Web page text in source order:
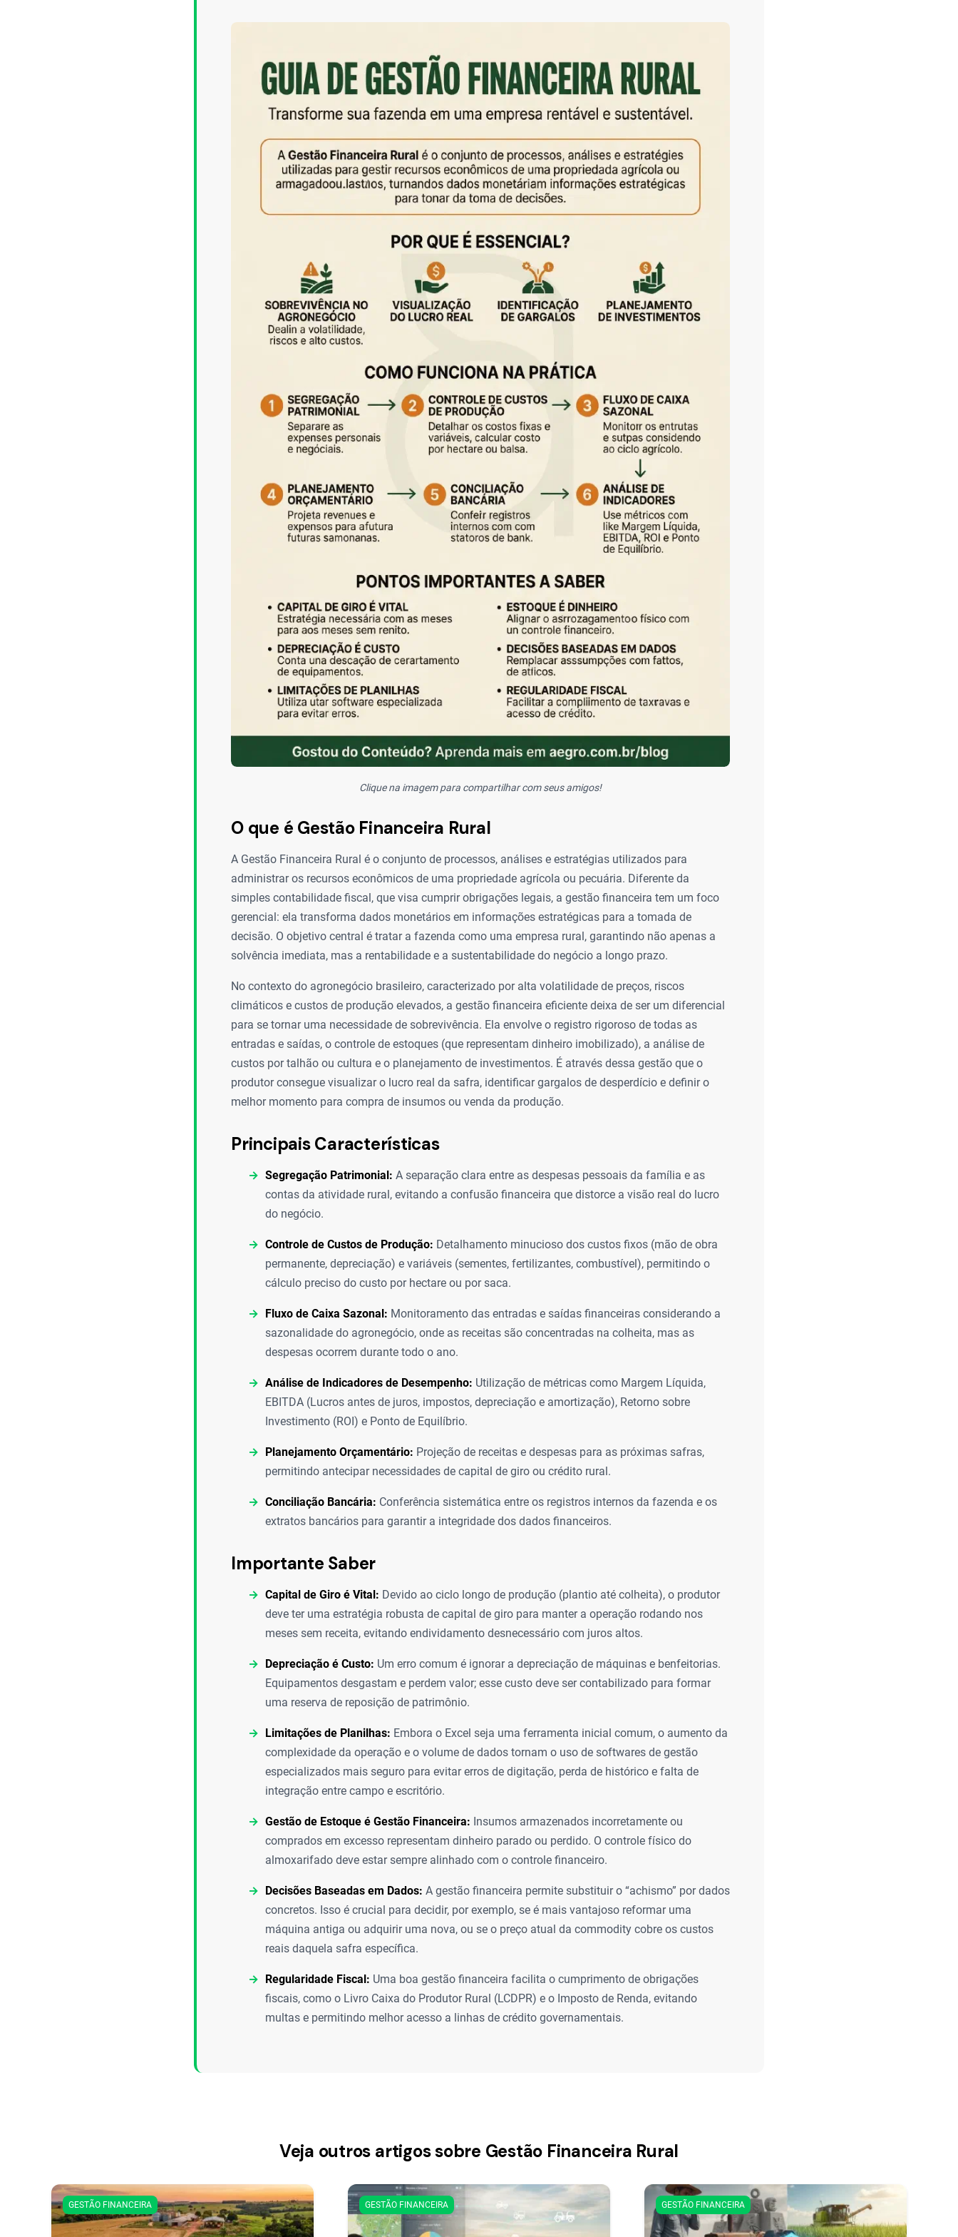
Clique na imagem para compartilhar com seus amigos!
O que é Gestão Financeira Rural
A Gestão Financeira Rural é o conjunto de processos, análises e estratégias utilizados para
administrar os recursos econômicos de uma propriedade agrícola ou pecuária. Diferente da
simples contabilidade fiscal, que visa cumprir obrigações legais, a gestão financeira tem um foco
gerencial: ela transforma dados monetários em informações estratégicas para a tomada de
decisão. O objetivo central é tratar a fazenda como uma empresa rural, garantindo não apenas a
solvência imediata, mas a rentabilidade e a sustentabilidade do negócio a longo prazo.
No contexto do agronegócio brasileiro, caracterizado por alta volatilidade de preços, riscos
climáticos e custos de produção elevados, a gestão financeira eficiente deixa de ser um diferencial
para se tornar uma necessidade de sobrevivência. Ela envolve o registro rigoroso de todas as
entradas e saídas, o controle de estoques (que representam dinheiro imobilizado), a análise de
custos por talhão ou cultura e o planejamento de investimentos. É através dessa gestão que o
produtor consegue visualizar o lucro real da safra, identificar gargalos de desperdício e definir o
melhor momento para compra de insumos ou venda da produção.
Principais Características
Segregação Patrimonial: A separação clara entre as despesas pessoais da família e as
contas da atividade rural, evitando a confusão financeira que distorce a visão real do lucro
do negócio.
Controle de Custos de Produção: Detalhamento minucioso dos custos fixos (mão de obra
permanente, depreciação) e variáveis (sementes, fertilizantes, combustível), permitindo o
cálculo preciso do custo por hectare ou por saca.
Fluxo de Caixa Sazonal: Monitoramento das entradas e saídas financeiras considerando a
sazonalidade do agronegócio, onde as receitas são concentradas na colheita, mas as
despesas ocorrem durante todo o ano.
Análise de Indicadores de Desempenho: Utilização de métricas como Margem Líquida,
EBITDA (Lucros antes de juros, impostos, depreciação e amortização), Retorno sobre
Investimento (ROI) e Ponto de Equilíbrio.
Planejamento Orçamentário: Projeção de receitas e despesas para as próximas safras,
permitindo antecipar necessidades de capital de giro ou crédito rural.
Conciliação Bancária: Conferência sistemática entre os registros internos da fazenda e os
extratos bancários para garantir a integridade dos dados financeiros.
Importante Saber
Capital de Giro é Vital: Devido ao ciclo longo de produção (plantio até colheita), o produtor
deve ter uma estratégia robusta de capital de giro para manter a operação rodando nos
meses sem receita, evitando endividamento desnecessário com juros altos.
Depreciação é Custo: Um erro comum é ignorar a depreciação de máquinas e benfeitorias.
Equipamentos desgastam e perdem valor; esse custo deve ser contabilizado para formar
uma reserva de reposição de patrimônio.
Limitações de Planilhas: Embora o Excel seja uma ferramenta inicial comum, o aumento da
complexidade da operação e o volume de dados tornam o uso de softwares de gestão
especializados mais seguro para evitar erros de digitação, perda de histórico e falta de
integração entre campo e escritório.
Gestão de Estoque é Gestão Financeira: Insumos armazenados incorretamente ou
comprados em excesso representam dinheiro parado ou perdido. O controle físico do
almoxarifado deve estar sempre alinhado com o controle financeiro.
Decisões Baseadas em Dados: A gestão financeira permite substituir o “achismo” por dados
concretos. Isso é crucial para decidir, por exemplo, se é mais vantajoso reformar uma
máquina antiga ou adquirir uma nova, ou se o preço atual da commodity cobre os custos
reais daquela safra específica.
Regularidade Fiscal: Uma boa gestão financeira facilita o cumprimento de obrigações
fiscais, como o Livro Caixa do Produtor Rural (LCDPR) e o Imposto de Renda, evitando
multas e permitindo melhor acesso a linhas de crédito governamentais.
Veja outros artigos sobre Gestão Financeira Rural
GESTÃO FINANCEIRA GESTÃO FINANCEIRA GESTÃO FINANCEIRA